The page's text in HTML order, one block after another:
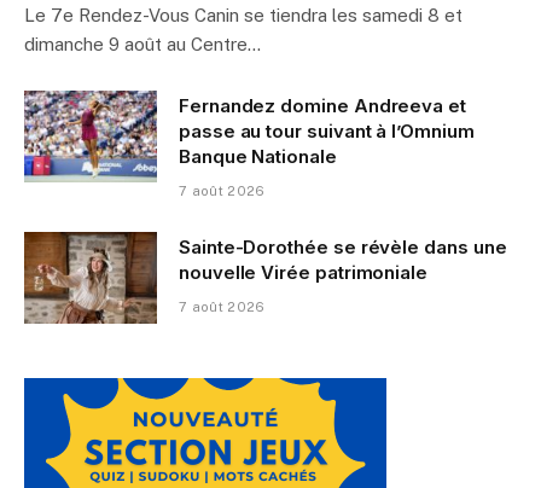
Le 7e Rendez-Vous Canin se tiendra les samedi 8 et
dimanche 9 août au Centre…
Fernandez domine Andreeva et
passe au tour suivant à l’Omnium
Banque Nationale
7 août 2026
Sainte-Dorothée se révèle dans une
nouvelle Virée patrimoniale
7 août 2026